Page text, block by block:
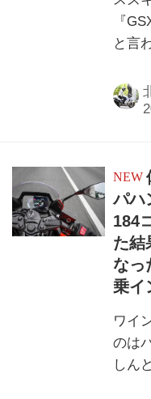
『
と言
クを
に8R
パハ
184
た結
なっ
乗イ
ワイ
のは
しん